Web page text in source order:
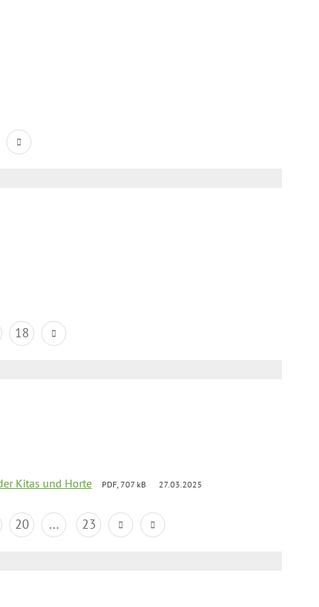
18
Kitas und Horte PDF, 707 kB 27.03.2025
20 ... 23